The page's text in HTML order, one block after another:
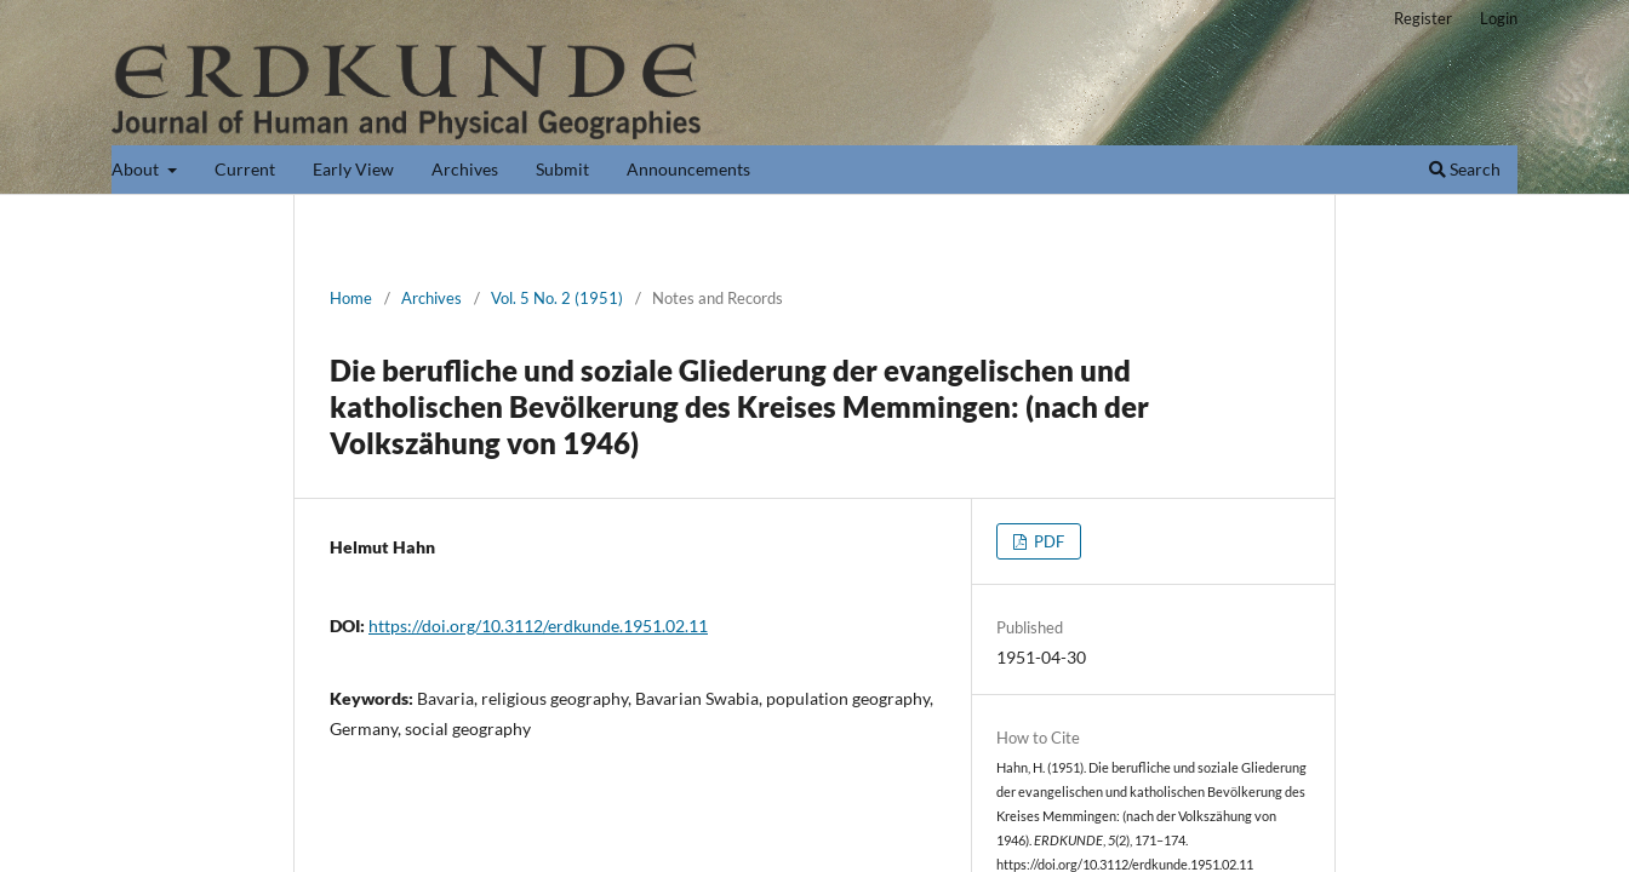
About Current Early View Archives Submit Announcements Search
Register Login
Home / Archives / Vol. 5 No. 2 (1951) / Notes and Records
Die berufliche und soziale Gliederung der evangelischen und
katholischen Bevölkerung des Kreises Memmingen: (nach der
Volkszähung von 1946)
Helmut Hahn
DOI: https://doi.org/10.3112/erdkunde.1951.02.11
Keywords: Bavaria, religious geography, Bavarian Swabia, population geography,
Germany, social geography
PDF
Published
1951-04-30
How to Cite
Hahn, H. (1951). Die berufliche und soziale Gliederung
der evangelischen und katholischen Bevölkerung des
Kreises Memmingen: (nach der Volkszähung von
1946).ERDKUNDE ,5(2), 171–174.
https://doi.org/10.3112/erdkunde.1951.02.11